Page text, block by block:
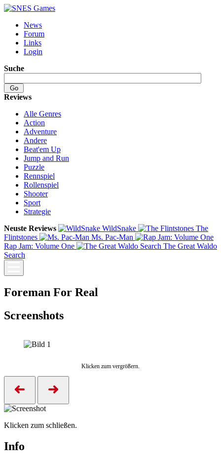
News
Forum
Links
Login
Suche
Reviews
Alle Genres
Action
Adventure
Andere
Beat'em Up
Jump and Run
Puzzle
Rennspiel
Rollenspiel
Shooter
Sport
Strategie
Neuste Reviews
WildSnake
The
Flintstones
Ms. Pac-Man
Rap Jam: Volume One
The Great Waldo
Search
Foreman For Real
Screenshots
Klicken zum vergrößern.
Klicken zum schließen.
Info